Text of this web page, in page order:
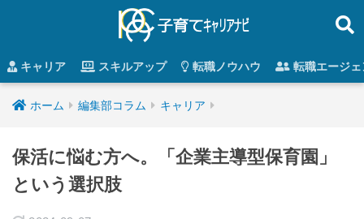
キャリア スキルアップ 転職ノウハウ 転職エージ
ホーム 編集部コラム キャリア
保活に悩む方へ。「企業主導型保育園」
という選択肢